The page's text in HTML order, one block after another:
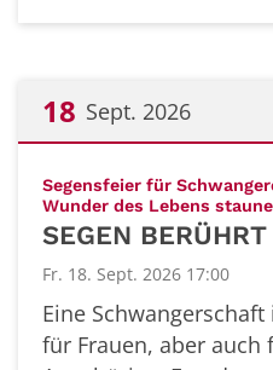
18 Sept. 2026
Segensfeier für
Wunder des Lebens
SEGEN
Fr. 18. Sept. 2026 17:00
Eine
für Frauen, aber auch